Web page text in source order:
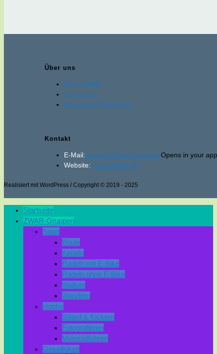
Über uns
Über ZWAR
Impressum
Datenschutzerklärung
Kontakt
E-Mail:internet@zwar-werne.deOpens in your
Website: zwar-werne.de
Realisiert mit WordPress / Copyright © 2019 - 2025
Startseite
ZWAR-Gruppen
Sport
Boule
Kegeln
Radeln mit E-Bike
Radeln ohne E-Bike
Walken
Wandern
Hobby
Billard & Kickern
Fotografieren
Motoradfahren
Geselligkeit